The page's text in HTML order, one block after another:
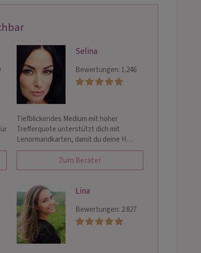
Selina
Bewertungen: 1.246
Tiefblickendes Medium mit hoher
Trefferquote unterstützt dich mit
Lenormandkarten, damit du deine H…
Zum Berater
Lina
Bewertungen: 2.827